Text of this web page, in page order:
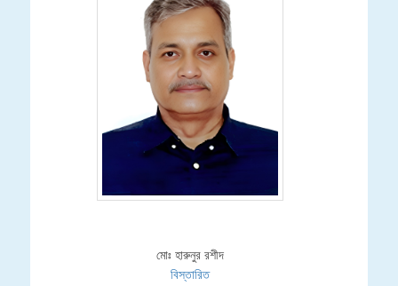
মোঃ হারুনুর রশীদ
বিস্তারিত